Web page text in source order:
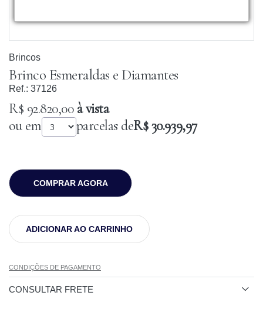
Brincos
Brinco Esmeraldas e Diamantes
Ref.: 37126
R$ 92.820,00à vista
ou em
parcelas deR$ 30.939,97
COMPRAR AGORA
ADICIONAR AO CARRINHO
CONDIÇÕES DE PAGAMENTO
CONSULTAR FRETE